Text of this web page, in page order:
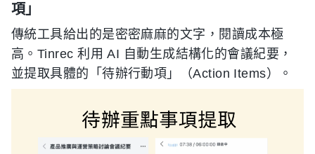
項」
傳統工具給出的是密密麻麻的文字，閱讀成本極
高。Tinrec 利用 AI 自動生成結構化的會議紀要，
並提取具體的「待辦行動項」（Action Items）。